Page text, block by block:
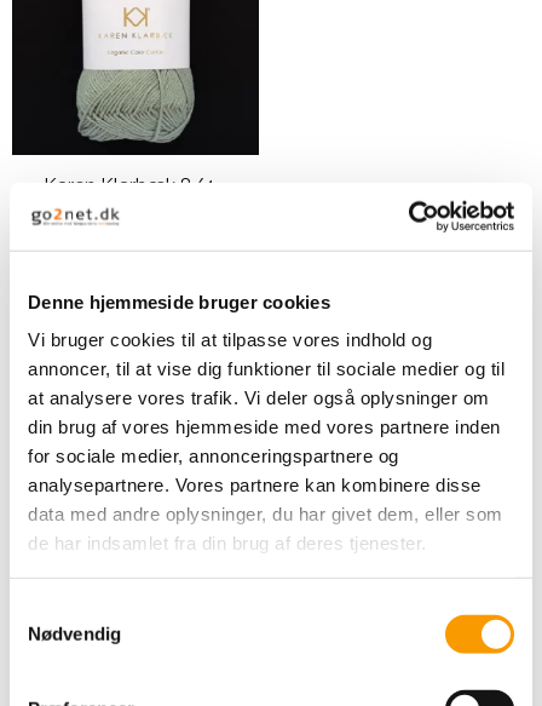
Denne hjemmeside bruger cookies
Vi bruger cookies til at tilpasse vores indhold og
annoncer, til at vise dig funktioner til sociale medier og til
at analysere vores trafik. Vi deler også oplysninger om
din brug af vores hjemmeside med vores partnere inden
for sociale medier, annonceringspartnere og
analysepartnere. Vores partnere kan kombinere disse
data med andre oplysninger, du har givet dem, eller som
de har indsamlet fra din brug af deres tjenester.
Nødvendig
Karen Klarbæk 8/4 -
Sage Green
VIS PRODUKT